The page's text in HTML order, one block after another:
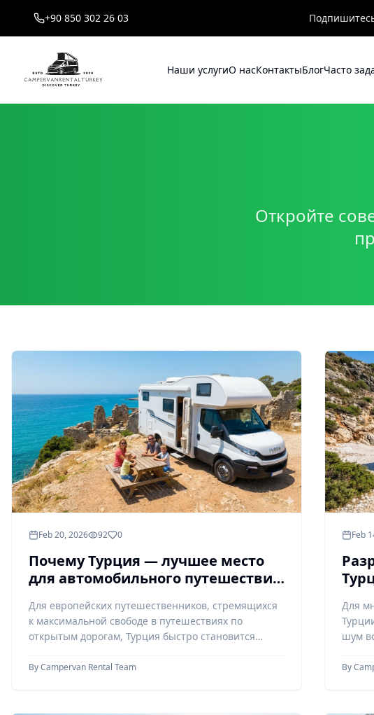
+90 850 302 26 03
Наши услугиО насКонтактыБлогЧасто
Откройте
Feb 20, 2026 92 0
Почему Турция — лучшее место
для автомобильного путешествия
Для европейских путешественников, стремящихся
к максимальной свободе в путешествиях по
открытым дорогам, Турция быстро становится
ByCampervan Rental Team
Feb
Для
шум
By